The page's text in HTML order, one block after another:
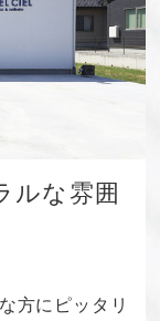
ルな雰囲
方にピッタリ